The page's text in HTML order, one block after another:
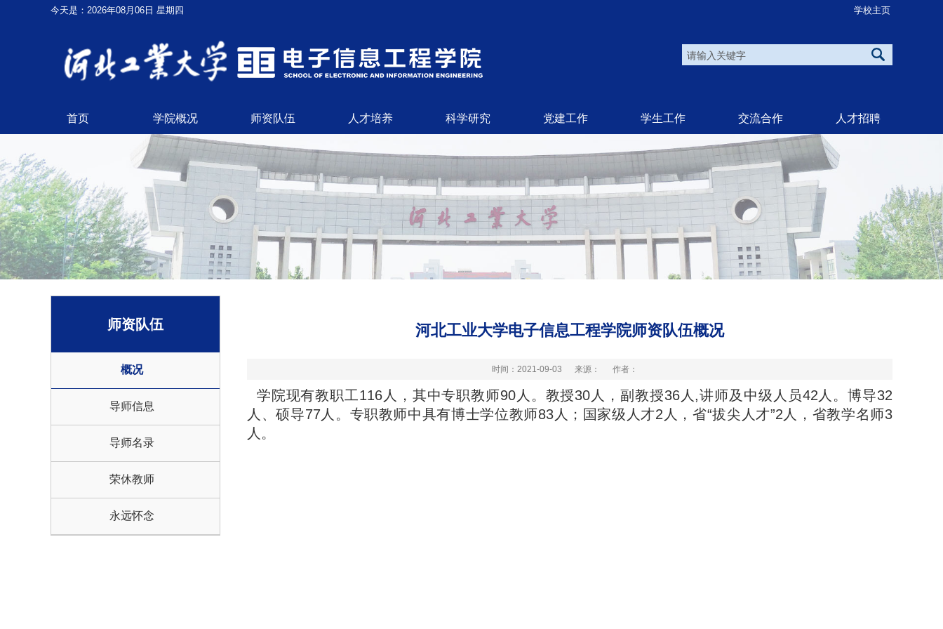
今天是：2026年08月06日 星期四 学校主页
首页 学院概况 师资队伍 人才培养 科学研究 党建工作 学生工作 交流合作 人才招聘
师资队伍
概况
导师信息
导师名录
荣休教师
永远怀念
河北工业大学电子信息工程学院师资队伍概况
时间：2021-09-03 来源： 作者：
学院现有教职工116人，其中专职教师90人。教授30人，副教授36人,讲师及中级人员42人。博导32
人、硕导77人。专职教师中具有博士学位教师83人；国家级人才2人，省“拔尖人才”2人，省教学名师3
人。